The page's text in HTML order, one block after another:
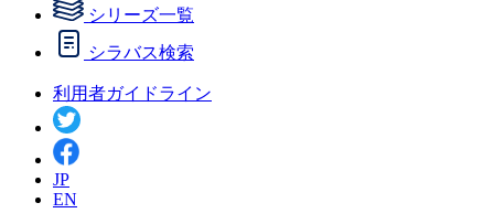
シリーズ一覧
シラバス検索
利用者ガイドライン
JP
EN